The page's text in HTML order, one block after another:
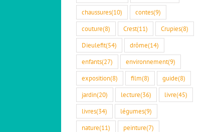
chaussures(10) contes(9)
couture(8) Crest(11) Crupies(8)
Dieulefit(54) drôme(14)
enfants(27) environnement(9)
exposition(8) film(8) guide(8)
jardin(20) lecture(36) livre(45)
livres(34) légumes(9)
nature(11) peinture(7)